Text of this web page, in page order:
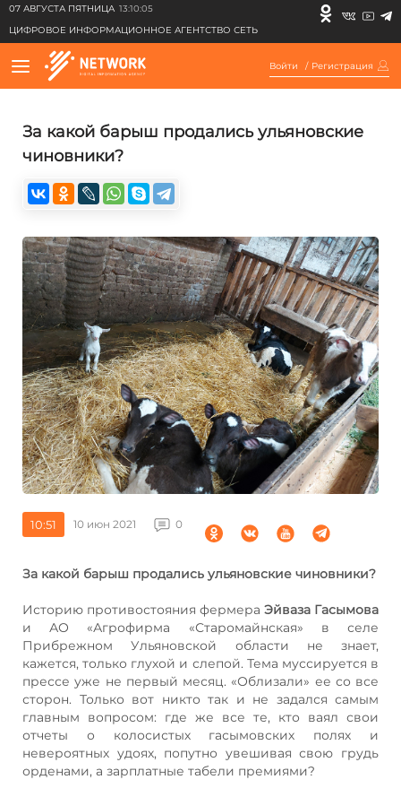
07 АВГУСТА ПЯТНИЦА 13:10:05
ЦИФРОВОЕ ИНФОРМАЦИОННОЕ АГЕНТСТВО СЕТЬ
Войти / Регистрация
За какой барыш продались ульяновские
чиновники?
10:51 10 июн 2021 0
За какой барыш продались ульяновские чиновники?
Историю противостояния фермера Эйваза Гасымова
и АО «Агрофирма «Старомайнская» в селе
Прибрежном Ульяновской области не знает,
кажется, только глухой и слепой. Тема муссируется в
прессе уже не первый месяц. «Облизали» ее со все
сторон. Только вот никто так и не задался самым
главным вопросом: где же все те, кто ваял свои
отчеты о колосистых гасымовских полях и
невероятных удоях, попутно увешивая свою грудь
орденами, а зарплатные табели премиями?